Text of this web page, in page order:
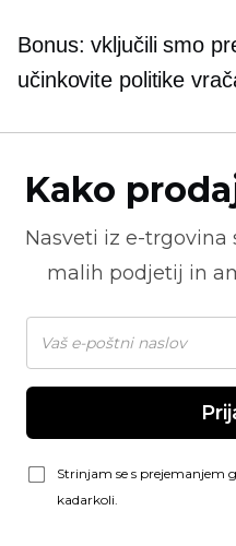
Bonus: vključili smo
učinkovite politike
Kako
Nasveti iz e-trgovina
malih podjetij in
Strinjam se s prejemanjem
kadarkoli.